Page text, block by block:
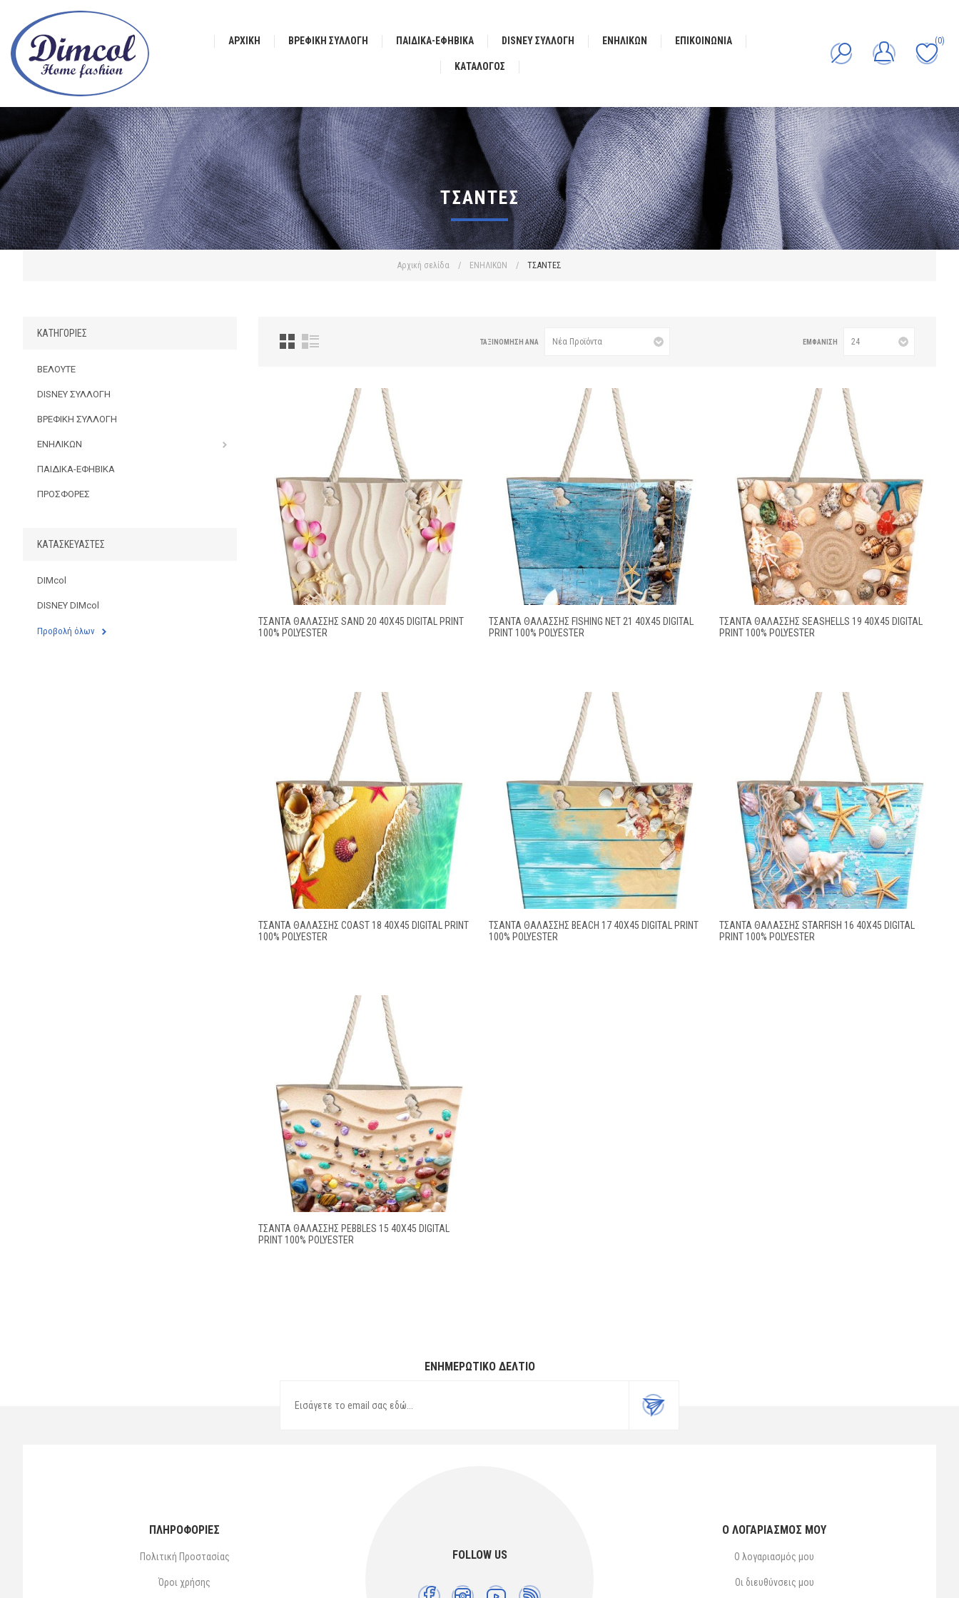
ΑΡΧΙΚΉ ΒΡΕΦΙΚΗ ΣΥΛΛΟΓΗ ΠΑΙΔΙΚΑ-ΕΦΗΒΙΚΑ DISNEY ΣΥΛΛΟΓΗ ΕΝΗΛΙΚΩΝ ΕΠΙΚΟΙΝΩΝΊΑ
ΚΑΤΆΛΟΓΟΣ
(0)
Αρχική σελίδα / ΕΝΗΛΙΚΩΝ / ΤΣΑΝΤΕΣ
ΤΣΑΝΤΕΣ
ΤΑΞΙΝΌΜΗΣΗ ΑΝΆ ΕΜΦΆΝΙΣΗ
ΤΣΆΝΤΑ ΘΑΛΆΣΣΗΣ SAND 20 40X45 DIGITAL PRINT
100% POLYESTER
ΤΣΆΝΤΑ ΘΑΛΆΣΣΗΣ FISHING NET 21 40X45 DIGITAL
PRINT 100% POLYESTER
ΤΣΆΝΤΑ ΘΑΛΆΣΣΗΣ SEASHELLS 19 40X45 DIGITAL
PRINT 100% POLYESTER
ΤΣΆΝΤΑ ΘΑΛΆΣΣΗΣ COAST 18 40X45 DIGITAL PRINT
100% POLYESTER
ΤΣΆΝΤΑ ΘΑΛΆΣΣΗΣ BEACH 17 40X45 DIGITAL PRINT
100% POLYESTER
ΤΣΆΝΤΑ ΘΑΛΆΣΣΗΣ STARFISH 16 40X45 DIGITAL
PRINT 100% POLYESTER
ΤΣΆΝΤΑ ΘΑΛΆΣΣΗΣ PEBBLES 15 40X45 DIGITAL
PRINT 100% POLYESTER
ΚΑΤΗΓΟΡΊΕΣ
ΒΕΛΟΥΤΕ
DISNEY ΣΥΛΛΟΓΗ
ΒΡΕΦΙΚΗ ΣΥΛΛΟΓΗ
ΕΝΗΛΙΚΩΝ
ΠΑΙΔΙΚΑ-ΕΦΗΒΙΚΑ
ΠΡΟΣΦΟΡΕΣ
ΚΑΤΑΣΚΕΥΑΣΤΈΣ
DIMcol
DISNEY DIMcol
Προβολή όλων
ΕΝΗΜΕΡΩΤΙΚΌ ΔΕΛΤΊΟ
FOLLOW US
ΠΛΗΡΟΦΟΡΙΕΣ
Πολιτική Προστασίας
Όροι χρήσης
Ο ΛΟΓΑΡΙΑΣΜΌΣ ΜΟΥ
Ο λογαριασμός μου
Οι διευθύνσεις μου